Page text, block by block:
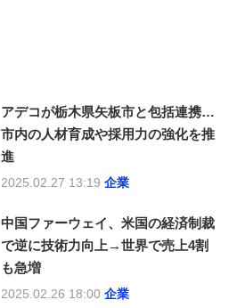
アデコが栃木県矢板市と包括連携…
市内の人材育成や採用力の強化を推
進
2025.02.27 13:19 企業
中国ファーウェイ、米国の経済制裁
で逆に技術力向上→世界で売上4割
も急増
2025.02.26 18:00 企業